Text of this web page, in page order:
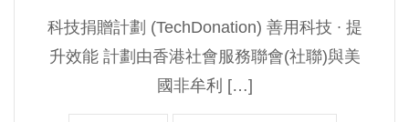
科技捐贈計劃 (TechDonation) 善用科技 ∙ 提
升效能 計劃由香港社會服務聯會(社聯)與美
國非牟利 […]